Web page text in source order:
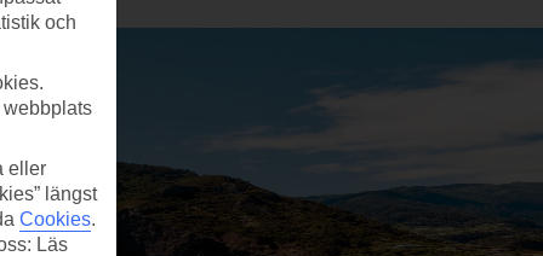
och
webbplats
eller
längst
Cookies.
Läs